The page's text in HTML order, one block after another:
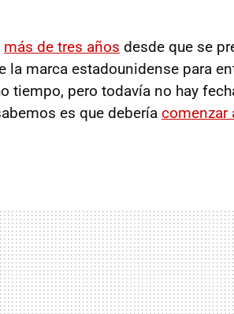
más de tres años desde que se
la marca estadounidense para
tiempo, pero todavía no hay
es que debería comenzar